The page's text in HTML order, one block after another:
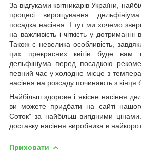
За відгуками квітникарів України,
процесі вирощування
посадка насіння. І тут ми хочемо
на важливість і чіткість у дотриманні
Також є невелика особливість,
цих прекрасних квітів буде вам
дельфініума перед посадкою
певний час у холодне місце з
насіння на розсаду починають з кінця
Найбільш здорове і якісне насіння
ви можете придбати на сайті
Соток" за найбільш вигідними
доставку насіння виробника в
Приховати